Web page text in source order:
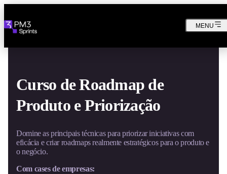
MENU
Curso de Roadmap de
Produto e Priorização
Domine as principais técnicas para priorizar iniciativas com
eficácia e criar roadmaps realmente estratégicos para o produto e
o negócio.
Com cases de empresas: